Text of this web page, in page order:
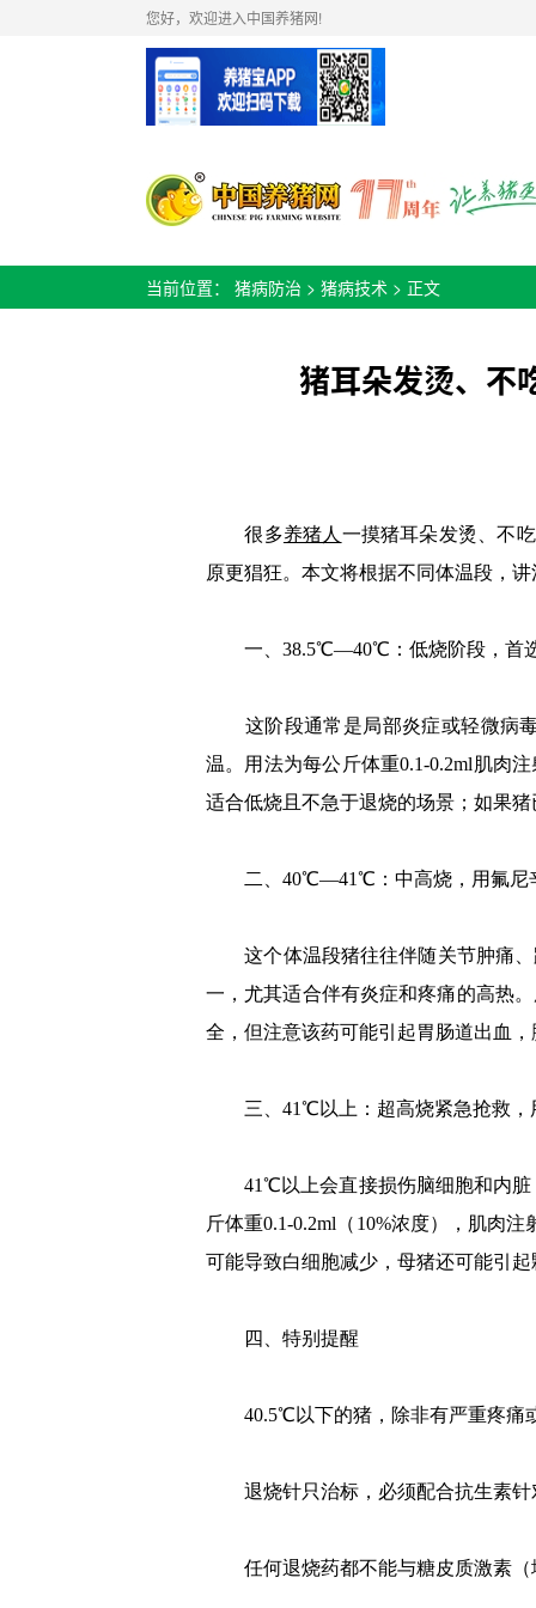
您好，欢迎进入中国养猪网!
当前位置： 猪病防治 > 猪病技术 > 正文
猪耳朵发烫、
很多养猪人 一摸猪耳朵发烫、不
原更猖狂。本文将根据不同体温段，
一、38.5℃—40℃：低烧阶段，首
这阶段通常是局部炎症或轻微病毒
温。用法为每公斤体重0.1-0.2ml肌肉
适合低烧且不急于退烧的场景；如果
二、40℃—41℃：中高烧，用氟尼
这个体温段猪往往伴随关节肿痛、
一，尤其适合伴有炎症和疼痛的高热
全，但注意该药可能引起胃肠道出血
三、41℃以上：超高烧紧急抢救，
41℃以上会直接损伤脑细胞和内脏，
斤体重0.1-0.2ml（10%浓度），肌肉
可能导致白细胞减少，母猪还可能引
四、特别提醒
40.5℃以下的猪，除非有严重疼痛或
退烧针只治标，必须配合抗生素针
任何退烧药都不能与糖皮质激素（